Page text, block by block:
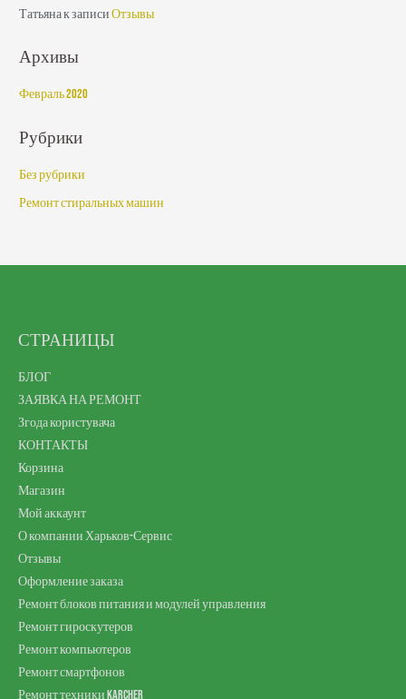
Татьянак записиОтзывы
Архивы
Февраль 2020
Рубрики
Без рубрики
Ремонт стиральных машин
СТРАНИЦЫ
БЛОГ
ЗАЯВКА НА РЕМОНТ
Згода користувача
КОНТАКТЫ
Корзина
Магазин
Мой аккаунт
О компании Харьков-Сервис
Отзывы
Оформление заказа
Ремонт блоков питания и модулей управления
Ремонт гироскутеров
Ремонт компьютеров
Ремонт смартфонов
Ремонт техники Karcher